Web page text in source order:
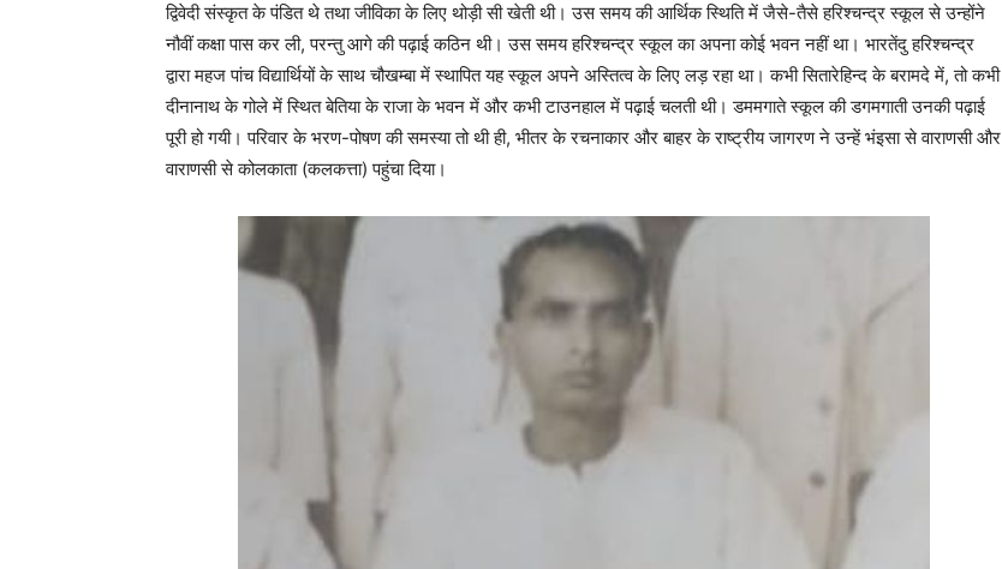
द्विवेदी संस्कृत के पंडित थे तथा जीविका के लिए थोड़ी सी खेती थी। उस समय की आर्थिक स्थिति में जैसे-तैसे हरिश्चन्द्र स्कूल से उन्होंने
नौवीं कक्षा पास कर ली, परन्तु आगे की पढ़ाई कठिन थी। उस समय हरिश्चन्द्र स्कूल का अपना कोई भवन नहीं था। भारतेंदु हरिश्चन्द्र
द्वारा महज पांच विद्यार्थियों के साथ चौखम्बा में स्थापित यह स्कूल अपने अस्तित्व के लिए लड़ रहा था। कभी सितारेहिन्द के बरामदे में, तो कभी
दीनानाथ के गोले में स्थित बेतिया के राजा के भवन में और कभी टाउनहाल में पढ़ाई चलती थी। डममगाते स्कूल की डगमगाती उनकी पढ़ाई
पूरी हो गयी। परिवार के भरण-पोषण की समस्या तो थी ही, भीतर के रचनाकार और बाहर के राष्ट्रीय जागरण ने उन्हें भंइसा से वाराणसी और
वाराणसी से कोलकाता (कलकत्ता) पहुंचा दिया।